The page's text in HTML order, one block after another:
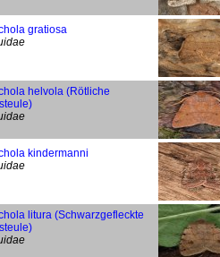
gratiosa
helvola (Rötliche
kindermanni
litura (Schwarzgefleckte